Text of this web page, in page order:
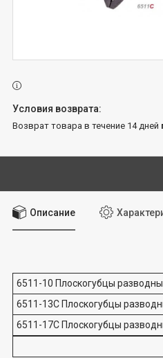
возврат товара в течение 14 дней
Описание
6511-10 Плоскогубцы
6511-13C Плоскогубцы
6511-17C Плоскогубцы